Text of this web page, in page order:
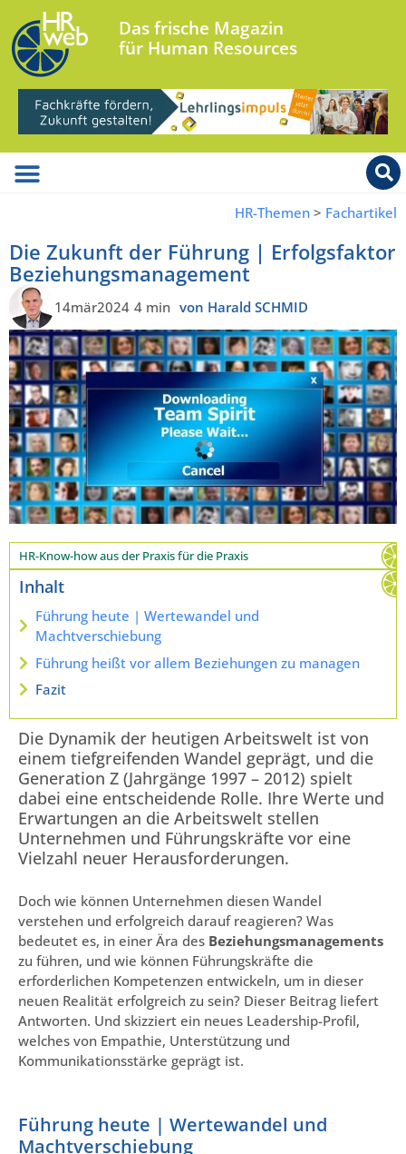
Das frische Magazin
für Human Resources
HR-Themen > Fachartikel
Die Zukunft der Führung | Erfolgsfaktor
Beziehungsmanagement
14mär2024 4 min von Harald SCHMID
HR-Know-how aus der Praxis für die Praxis
Inhalt
Führung heute | Wertewandel und
Machtverschiebung
Führung heißt vor allem Beziehungen zu managen
Fazit
Die Dynamik der heutigen Arbeitswelt ist von
einem tiefgreifenden Wandel geprägt, und die
Generation Z (Jahrgänge 1997 – 2012) spielt
dabei eine entscheidende Rolle. Ihre Werte und
Erwartungen an die Arbeitswelt stellen
Unternehmen und Führungskräfte vor eine
Vielzahl neuer Herausforderungen.
Doch wie können Unternehmen diesen Wandel
verstehen und erfolgreich darauf reagieren? Was
bedeutet es, in einer Ära des Beziehungsmanagements
zu führen, und wie können Führungskräfte die
erforderlichen Kompetenzen entwickeln, um in dieser
neuen Realität erfolgreich zu sein? Dieser Beitrag liefert
Antworten. Und skizziert ein neues Leadership-Profil,
welches von Empathie, Unterstützung und
Kommunikationsstärke geprägt ist.
Führung heute | Wertewandel und
Machtverschiebung